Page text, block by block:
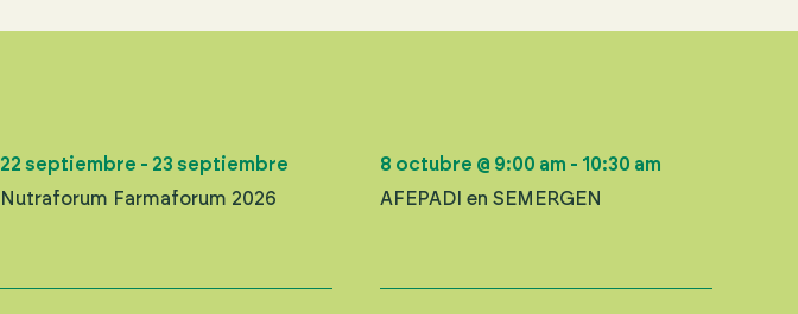
22 septiembre - 23 septiembre
Nutraforum Farmaforum 2026
8 octubre @ 9:00 am - 10:30 am
AFEPADI en SEMERGEN